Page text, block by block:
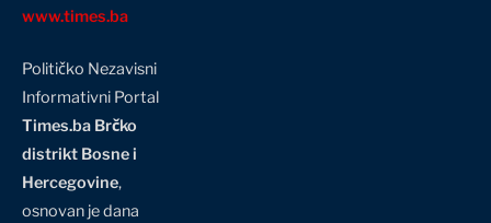
www.times.ba
Političko Nezavisni
Informativni Portal
Times.ba Brčko
distrikt Bosne i
Hercegovine,
osnovan je dana